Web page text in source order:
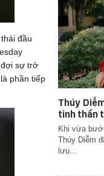
đầu
đợi sự trở
phần tiếp
Thúy
tinh thần
Khi vừa
Thúy Diễm
lưu...